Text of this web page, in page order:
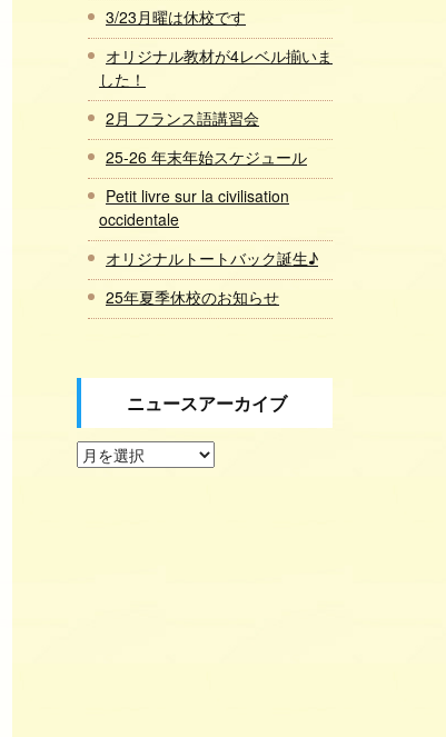
3/23月曜は休校です
オリジナル教材が4レベル揃いま
した！
2月 フランス語講習会
25-26 年末年始スケジュール
Petit livre sur la civilisation
occidentale
オリジナルトートバック誕生♪
25年夏季休校のお知らせ
ニュースアーカイブ